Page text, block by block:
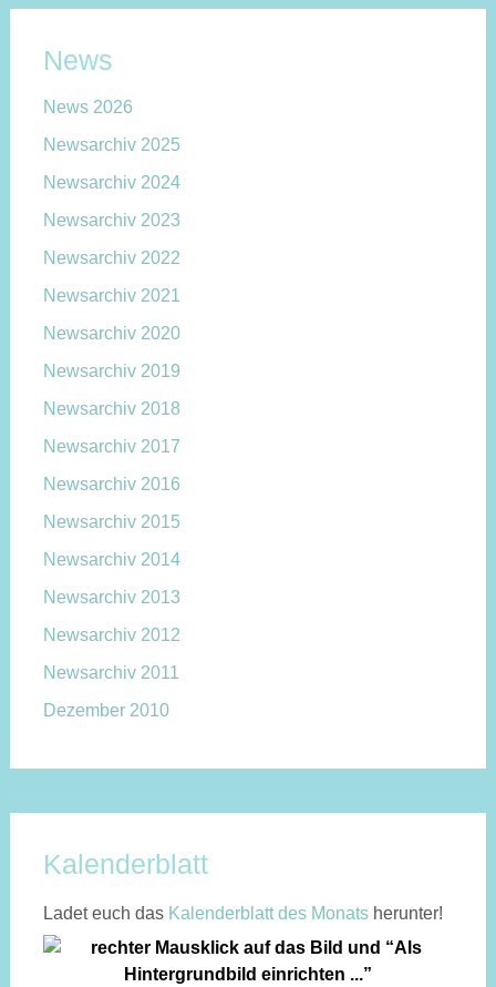
News
News 2026
Newsarchiv 2025
Newsarchiv 2024
Newsarchiv 2023
Newsarchiv 2022
Newsarchiv 2021
Newsarchiv 2020
Newsarchiv 2019
Newsarchiv 2018
Newsarchiv 2017
Newsarchiv 2016
Newsarchiv 2015
Newsarchiv 2014
Newsarchiv 2013
Newsarchiv 2012
Newsarchiv 2011
Dezember 2010
Kalenderblatt
Ladet euch das Kalen­der­blatt des Monatsherunter!